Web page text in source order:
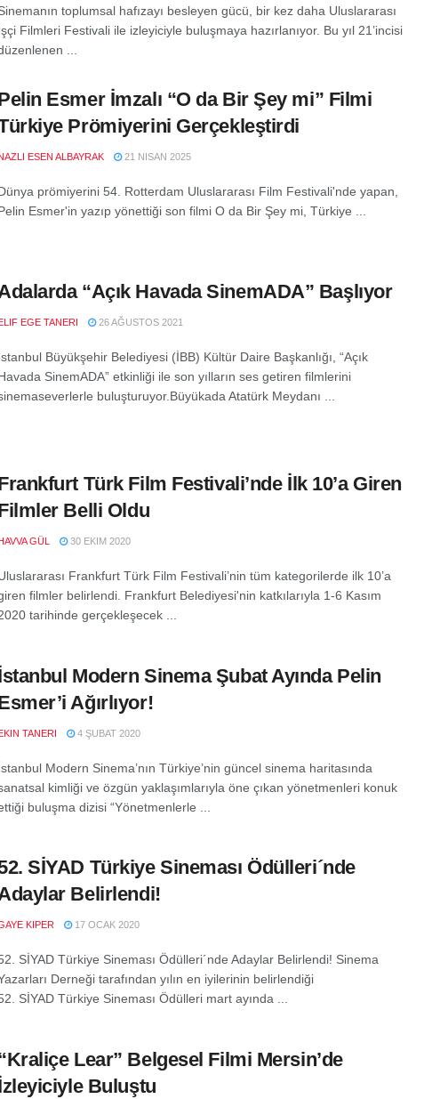
toplumsal hafızayı besleyen gücü, bir kez daha Uluslararası
Filmleri Festivali ile izleyiciyle buluşmaya hazırlanıyor. Bu yıl 21’incisi
...
Esmer İmzalı “O da Bir Şey mi” Filmi
Prömiyerini Gerçekleştirdi
ESEN ALBAYRAK 21 NISAN 2025
prömiyerini 54. Rotterdam Uluslararası Film Festivali'nde yapan,
Esmer'in yazıp yönettiği son filmi O da Bir Şey mi, Türkiye ...
“Açık Havada SinemADA” Başlıyor
EGE TANERI 26 AĞUSTOS 2021
Büyükşehir Belediyesi (İBB) Kültür Daire Başkanlığı, “Açık
SinemADA” etkinliği ile son yılların ses getiren filmlerini
buluşturuyor.Büyükada Atatürk Meydanı ...
Türk Film Festivali’nde İlk 10’a Giren
Belli Oldu
GÜL 30 EKIM 2020
Frankfurt Türk Film Festivali’nin tüm kategorilerde ilk 10’a
filmler belirlendi. Frankfurt Belediyesi'nin katkılarıyla 1-6 Kasım
tarihinde gerçekleşecek ...
Modern Sinema Şubat Ayında Pelin
Ağırlıyor!
TANERI 4 ŞUBAT 2020
Modern Sinema’nın Türkiye’nin güncel sinema haritasında
kimliği ve özgün yaklaşımlarıyla öne çıkan yönetmenleri konuk
buluşma dizisi “Yönetmenlerle ...
SİYAD Türkiye Sineması Ödülleri´nde
Belirlendi!
KIPER 17 OCAK 2020
SİYAD Türkiye Sineması Ödülleri´nde Adaylar Belirlendi! Sinema
Derneği tarafından yılın en iyilerinin belirlendiği
SİYAD Türkiye Sineması Ödülleri mart ayında ...
Lear” Belgesel Filmi Mersin’de
Buluştu